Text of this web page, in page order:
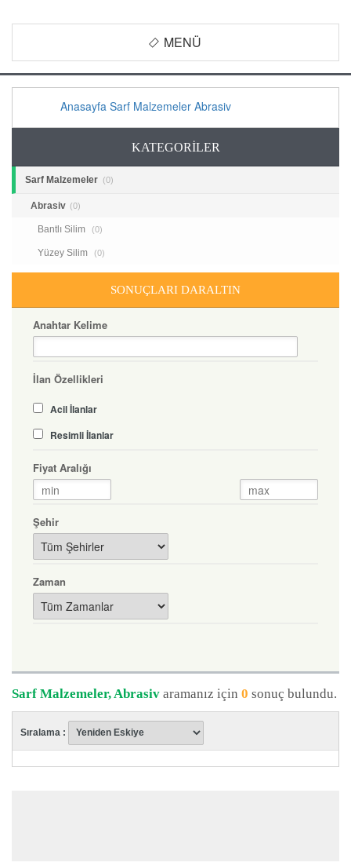
MENÜ
Anasayfa Sarf Malzemeler Abrasiv
KATEGORİLER
Sarf Malzemeler (0)
Abrasiv (0)
Bantlı Silim (0)
Yüzey Silim (0)
SONUÇLARI DARALTIN
Anahtar Kelime
İlan Özellikleri
Acil İlanlar
Resimli İlanlar
Fiyat Aralığı
Şehir
Zaman
Sarf Malzemeler, Abrasiv aramanız için 0 sonuç bulundu.
Sıralama :